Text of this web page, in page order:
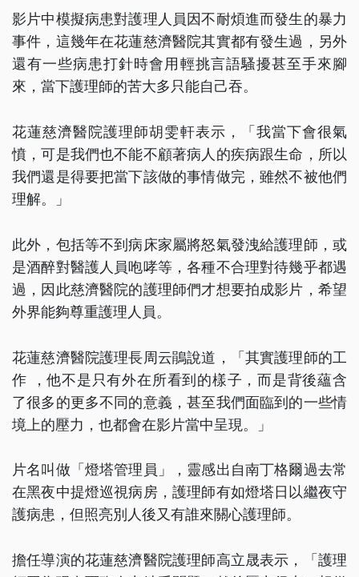
影片中模擬病患對護理人員因不耐煩進而發生的暴力
事件，這幾年在花蓮慈濟醫院其實都有發生過，另外
還有一些病患打針時會用輕挑言語騷擾甚至手來腳
來，當下護理師的苦大多只能自己吞。
花蓮慈濟醫院護理師胡雯軒表示，「我當下會很氣
憤，可是我們也不能不顧著病人的疾病跟生命，所以
我們還是得要把當下該做的事情做完，雖然不被他們
理解。」
此外，包括等不到病床家屬將怒氣發洩給護理師，或
是酒醉對醫護人員咆哮等，各種不合理對待幾乎都遇
過，因此慈濟醫院的護理師們才想要拍成影片，希望
外界能夠尊重護理人員。
花蓮慈濟醫院護理長周云鵑說道，「其實護理師的工
作 ，他不是只有外在所看到的樣子，而是背後蘊含
了很多的更多不同的意義，甚至我們面臨到的一些情
境上的壓力，也都會在影片當中呈現。」
片名叫做「燈塔管理員」，靈感出自南丁格爾過去常
在黑夜中提燈巡視病房，護理師有如燈塔日以繼夜守
護病患，但照亮別人後又有誰來關心護理師。
擔任導演的花蓮慈濟醫院護理師高立晟表示，「護理